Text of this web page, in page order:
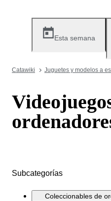
Esta semana
Catawiki Juguetes y modelos a
Subcategorías
Coleccionables de